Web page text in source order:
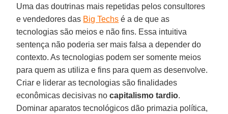
Uma das doutrinas mais repetidas pelos consultores
e vendedores das Big Techs é a de que as
tecnologias são meios e não fins. Essa intuitiva
sentença não poderia ser mais falsa a depender do
contexto. As tecnologias podem ser somente meios
para quem as utiliza e fins para quem as desenvolve.
Criar e liderar as tecnologias são finalidades
econômicas decisivas nocapitalismo tardio.
Dominar aparatos tecnológicos dão primazia política,